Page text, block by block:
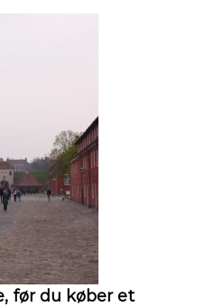
før du køber et